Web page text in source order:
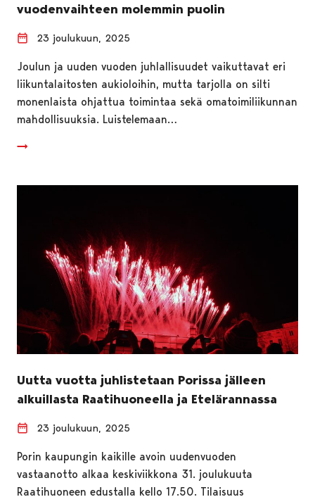
vuodenvaihteen molemmin puolin
23 joulukuun, 2025
Joulun ja uuden vuoden juhlallisuudet vaikuttavat eri
liikuntalaitosten aukioloihin, mutta tarjolla on silti
monenlaista ohjattua toimintaa sekä omatoimiliikunnan
mahdollisuuksia. Luistelemaan…
Uutta vuotta juhlistetaan Porissa jälleen
alkuillasta Raatihuoneella ja Etelärannassa
23 joulukuun, 2025
Porin kaupungin kaikille avoin uudenvuoden
vastaanotto alkaa keskiviikkona 31. joulukuuta
Raatihuoneen edustalla kello 17.50. Tilaisuus